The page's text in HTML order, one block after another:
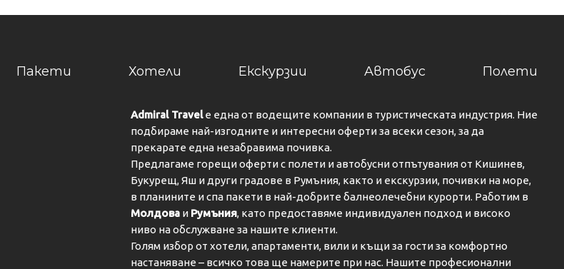
Пакети Хотели Екскурзии Автобус Полети
Admiral Travelе една от водещите компании в туристическата индустрия. Ние
подбираме най-изгодните и интересни оферти за всеки сезон, за да
прекарате една незабравима почивка.
Предлагаме горещи оферти с полети и автобусни отпътувания от Кишинев,
Букурещ, Яш и други градове в Румъния, както и екскурзии, почивки на море,
в планините и спа пакети в най-добрите балнеолечебни курорти. Работим в
Молдова и Румъния, като предоставяме индивидуален подход и високо
ниво на обслужване за нашите клиенти.
Голям избор от хотели, апартаменти, вили и къщи за гости за комфортно
настаняване – всичко това ще намерите при нас. Нашите професионални